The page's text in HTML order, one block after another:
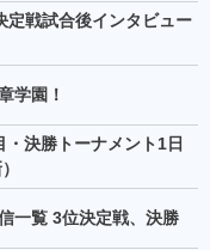
定戦試合後インタビュー
学園！
・決勝トーナメント1日
一覧 3位決定戦、決勝